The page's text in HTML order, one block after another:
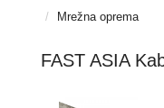
Mrežna oprema
FAST ASIA